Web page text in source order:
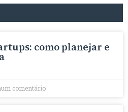
como planejar e
comentário